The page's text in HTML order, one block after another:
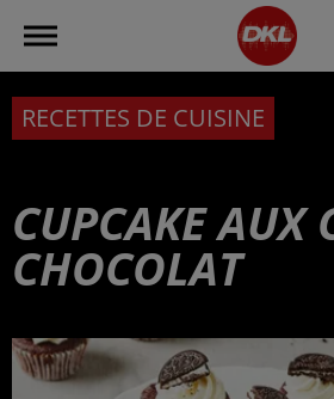
RECETTES DE CUISINE
CUPCAKE AUX
CHOCOLAT